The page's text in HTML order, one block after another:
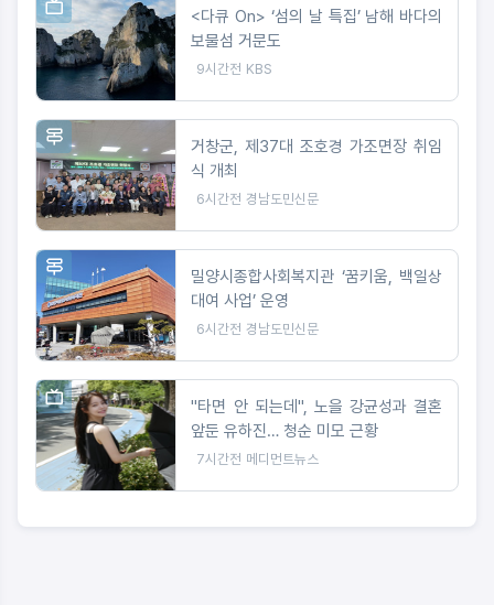
<다큐 On> ‘섬의 날 특집’ 남해 바다의
보물섬 거문도
9시간전 KBS
거창군, 제37대 조호경 가조면장 취임
식 개최
6시간전 경남도민신문
밀양시종합사회복지관 ‘꿈키움, 백일상
대여 사업’ 운영
6시간전 경남도민신문
"타면 안 되는데", 노을 강균성과 결혼
앞둔 유하진… 청순 미모 근황
7시간전 메디먼트뉴스